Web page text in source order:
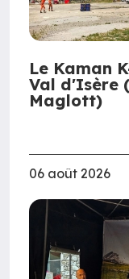
Le Kaman
Val d'Isère
Maglott)
06 août 2026